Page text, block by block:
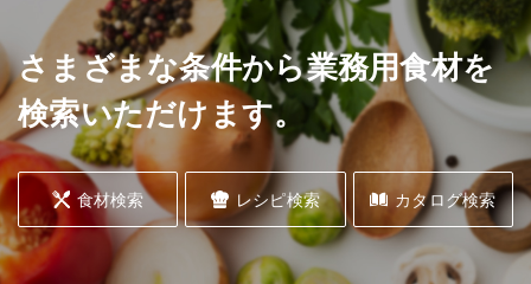
さまざまな条件から業務用食材を
検索いただけます。
食材検索 レシピ検索 カタログ検索